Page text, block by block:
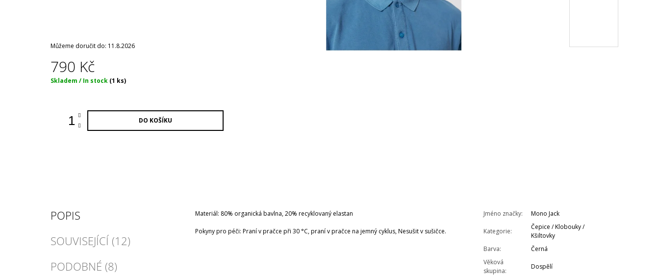
Můžeme doručit do: 11.8.2026
790 Kč
Měrná
Skladem / In stock (1 ks)
DO KOŠÍKU
POPIS
SOUVISEJÍCÍ (12)
PODOBNÉ (8)
Materiál: 80% organická bavlna, 20% recyklovaný elastan
Pokyny pro péči: Praní v pračce při 30 °C, praní v pračce na jemný cyklus, Nesušit v sušičce.
Jméno značky: Mono Jack
Kategorie:
Čepice / Klobouky /
Kšiltovky
Barva:
Černá
Věková
skupina:
Dospělí